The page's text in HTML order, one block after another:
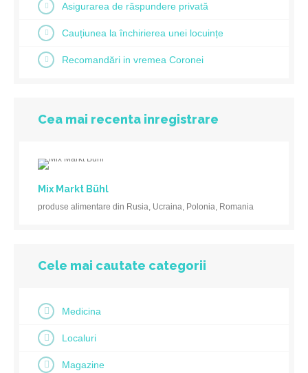
Asigurarea de răspundere privată
Cauțiunea la închirierea unei locuințe
Recomandări in vremea Coronei
Cea mai recenta inregistrare
Mix Markt Bühl
produse alimentare din Rusia, Ucraina, Polonia, Romania
Cele mai cautate categorii
Medicina
Localuri
Magazine